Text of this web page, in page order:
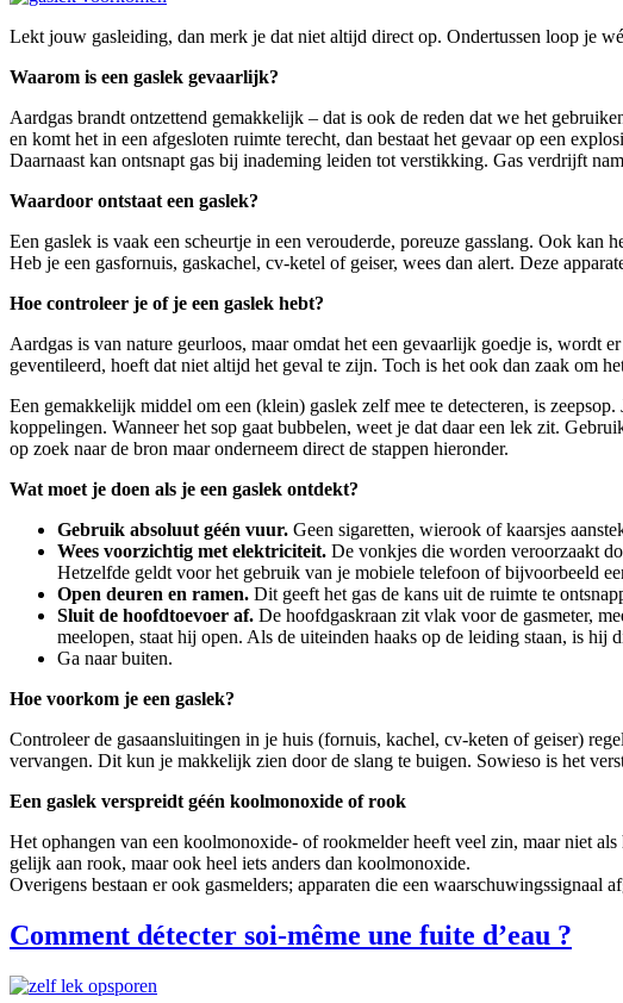
Lekt jouw gasleiding, dan merk je dat niet altijd direct op. Ondertussen loop je
Waarom is een gaslek gevaarlijk?
Aardgas brandt ontzettend gemakkelijk – dat is ook de reden dat we het
en komt het in een afgesloten ruimte terecht, dan bestaat het gevaar op een
Daarnaast kan ontsnapt gas bij inademing leiden tot verstikking. Gas verdrijft
Waardoor ontstaat een gaslek?
Een gaslek is vaak een scheurtje in een verouderde, poreuze gasslang. Ook
Heb je een gasfornuis, gaskachel, cv-ketel of geiser, wees dan alert. Deze
Hoe controleer je of je een gaslek hebt?
Aardgas is van nature geurloos, maar omdat het een gevaarlijk goedje is, wordt
geventileerd, hoeft dat niet altijd het geval te zijn. Toch is het ook dan zaak om
Een gemakkelijk middel om een (klein) gaslek zelf mee te detecteren, is
koppelingen. Wanneer het sop gaat bubbelen, weet je dat daar een lek zit.
op zoek naar de bron maar onderneem direct de stappen hieronder.
Wat moet je doen als je een gaslek ontdekt?
Gebruik absoluut géén vuur. Geen sigaretten, wierook of kaarsjes
Wees voorzichtig met elektriciteit. De vonkjes die worden veroorzaakt
Hetzelfde geldt voor het gebruik van je mobiele telefoon of bijvoorbeeld
Open deuren en ramen. Dit geeft het gas de kans uit de ruimte te
Sluit de hoofdtoevoer af. De hoofdgaskraan zit vlak voor de gasmeter,
meelopen, staat hij open. Als de uiteinden haaks op de leiding staan, is hij
Ga naar buiten.
Hoe voorkom je een gaslek?
Controleer de gasaansluitingen in je huis (fornuis, kachel, cv-keten of geiser)
vervangen. Dit kun je makkelijk zien door de slang te buigen. Sowieso is het
Een gaslek verspreidt géén koolmonoxide of rook
Het ophangen van een koolmonoxide- of rookmelder heeft veel zin, maar niet
gelijk aan rook, maar ook heel iets anders dan koolmonoxide.
Overigens bestaan er ook gasmelders; apparaten die een waarschuwingssignaal
Comment détecter soi-même une fuite d’eau ?